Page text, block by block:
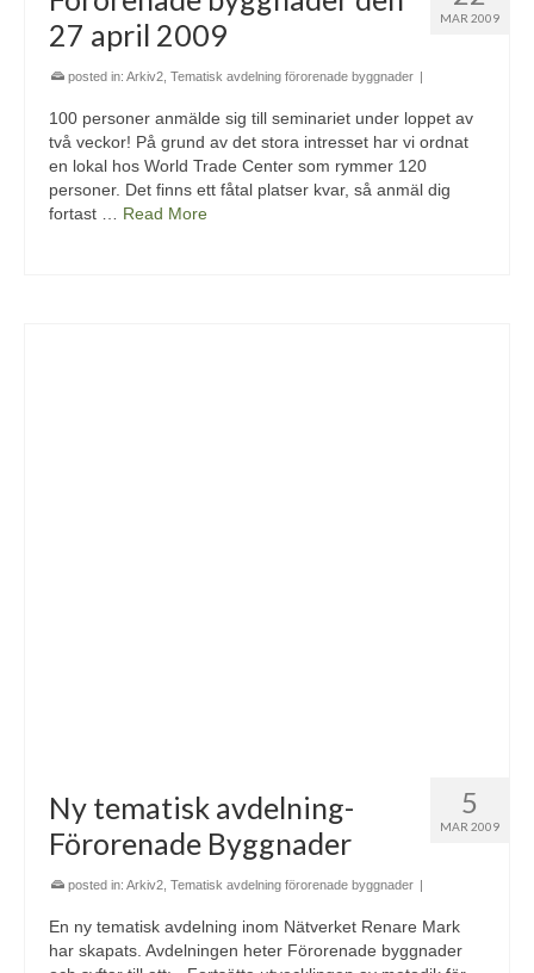
MAR 2009
27 april 2009
posted in: Arkiv2 Tematisk avdelning förorenade byggnader |
100 personer anmälde sig till seminariet under loppet av
två veckor! På grund av det stora intresset har vi ordnat
en lokal hos World Trade Center som rymmer 120
personer. Det finns ett fåtal platser kvar, så anmäl dig
fortast … Read More
5
MAR 2009
Ny tematisk avdelning-
Förorenade Byggnader
posted in: Arkiv2 Tematisk avdelning förorenade byggnader |
En ny tematisk avdelning inom Nätverket Renare Mark
har skapats. Avdelningen heter Förorenade byggnader